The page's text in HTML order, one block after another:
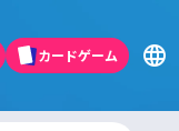
カードゲーム